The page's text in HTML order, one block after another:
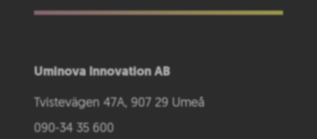
Uminova Innovation AB
Tvistevägen 47A, 907 29 Umeå
090-34 35 600